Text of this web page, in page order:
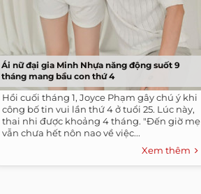
Ái nữ đại gia Minh Nhựa năng động suốt 9
tháng mang bầu con thứ 4
Hồi cuối tháng 1, Joyce Phạm gây chú ý khi
công bố tin vui lần thứ 4 ở tuổi 25. Lúc này,
thai nhi được khoảng 4 tháng. "Đến giờ mẹ
vẫn chưa hết nôn nao về việc...
Xem thêm